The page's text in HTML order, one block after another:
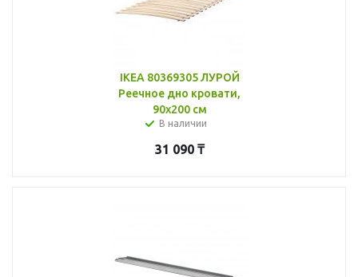
IKEA 80369305 ЛУРОЙ
Реечное дно кровати,
90x200 см
В наличии
31 090₸